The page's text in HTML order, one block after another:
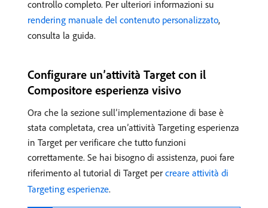
controllo completo. Per ulteriori informazioni su
rendering manuale del contenuto personalizzato,
consulta la guida.
Configurare un’attività Target con il
Compositore esperienza visivo
Ora che la sezione sull’implementazione di base è
stata completata, crea un’attività Targeting esperienza
in Target per verificare che tutto funzioni
correttamente. Se hai bisogno di assistenza, puoi fare
riferimento al tutorial di Target per creare attività di
Targeting esperienze.